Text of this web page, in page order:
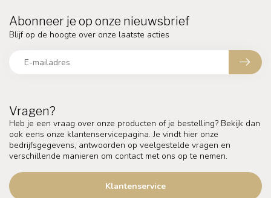
Vragen?
Heb je een vraag over onze producten of je bestelling? Bekijk dan
ook eens onze klantenservicepagina. Je vindt hier onze
bedrijfsgegevens, antwoorden op veelgestelde vragen en
verschillende manieren om contact met ons op te nemen.
Klantenservice
Abonneer je op onze nieuwsbrief
Blijf op de hoogte over onze laatste acties